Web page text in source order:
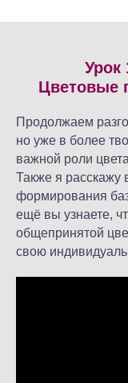
Урок
Цветовые
Продолжаем
но уже в более
важной роли
Также я расскажу
формирования
ещё вы узнаете,
общепринятой
свою